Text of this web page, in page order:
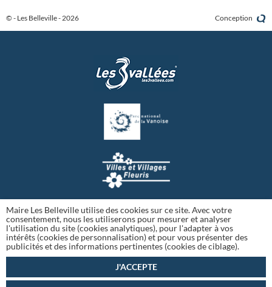
© - Les Belleville - 2026 Conception
Maire Les Belleville utilise des cookies sur ce site. Avec votre
consentement, nous les utiliserons pour mesurer et analyser
l'utilisation du site (cookies analytiques), pour l'adapter à vos
intérêts (cookies de personnalisation) et pour vous présenter des
publicités et des informations pertinentes (cookies de ciblage).
J'ACCEPTE